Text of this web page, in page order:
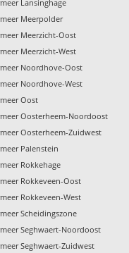
Lansinghage
Meerpolder
Meerzicht-Oost
Meerzicht-West
Noordhove-Oost
Noordhove-West
Oost
Oosterheem-Noordoost
Oosterheem-Zuidwest
Palenstein
Rokkehage
Rokkeveen-Oost
Rokkeveen-West
Scheidingszone
Seghwaert-Noordoost
Seghwaert-Zuidwest